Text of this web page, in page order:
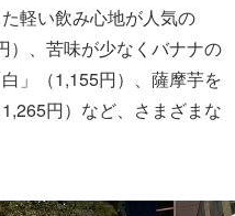
軽い飲み心地が人気の
）、苦味が少なくバナナの
」（1,155円）、薩摩芋を
円）など、さまざまな